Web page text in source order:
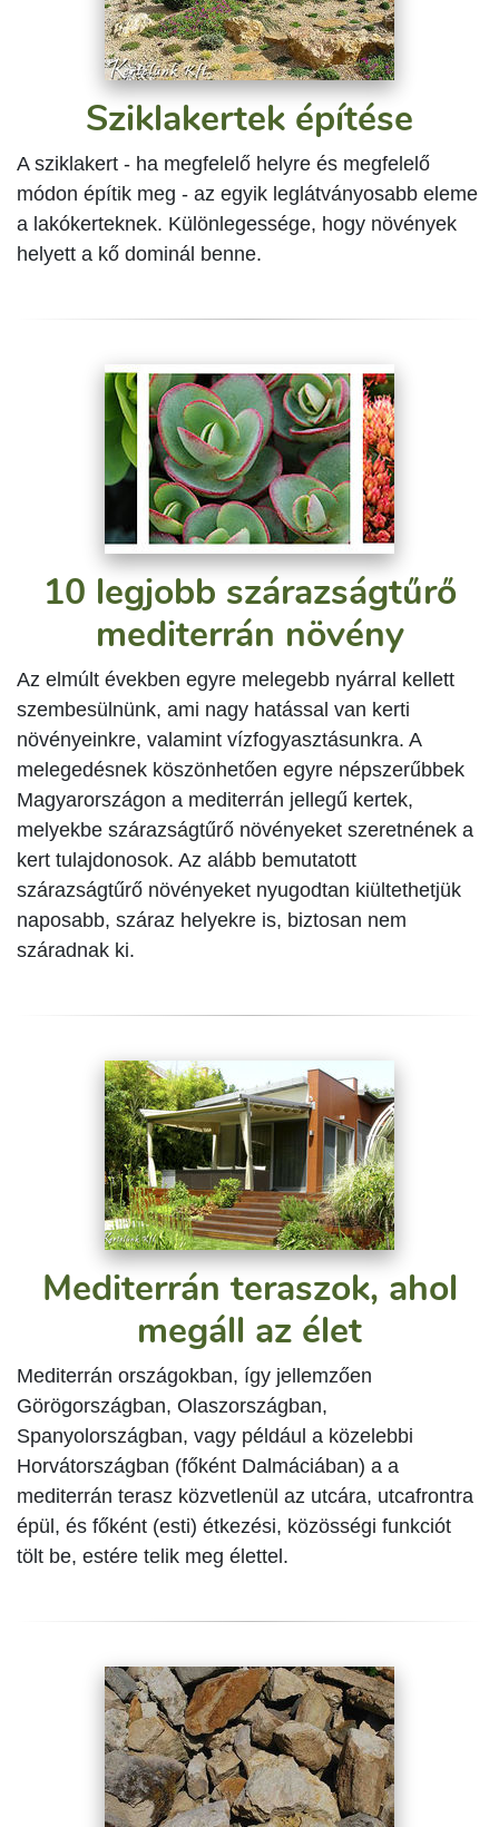
Sziklakertek építése
A sziklakert - ha megfelelő helyre és megfelelő
módon építik meg - az egyik leglátványosabb eleme
a lakókerteknek. Különlegessége, hogy növények
helyett a kő dominál benne.
10 legjobb szárazságtűrő
mediterrán növény
Az elmúlt években egyre melegebb nyárral kellett
szembesülnünk, ami nagy hatással van kerti
növényeinkre, valamint vízfogyasztásunkra. A
melegedésnek köszönhetően egyre népszerűbbek
Magyarországon a mediterrán jellegű kertek,
melyekbe szárazságtűrő növényeket szeretnének a
kert tulajdonosok. Az alább bemutatott
szárazságtűrő növényeket nyugodtan kiültethetjük
naposabb, száraz helyekre is, biztosan nem
száradnak ki.
Mediterrán teraszok, ahol
megáll az élet
Mediterrán országokban, így jellemzően
Görögországban, Olaszországban,
Spanyolországban, vagy például a közelebbi
Horvátországban (főként Dalmáciában) a a
mediterrán terasz közvetlenül az utcára, utcafrontra
épül, és főként (esti) étkezési, közösségi funkciót
tölt be, estére telik meg élettel.